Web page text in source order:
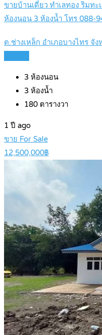
ขายบ้านเดี่ยว ทำเลทอง ริมท
ห้องนอน 3 ห้องน้ำ โทร 088-
ต.ช่างเหล็ก อำเภอบางไทร จั
3 ห้องนอน
3 ห้องน้ำ
180 ตารางวา
1 ปี ago
ขาย For Sale
12,500,000฿